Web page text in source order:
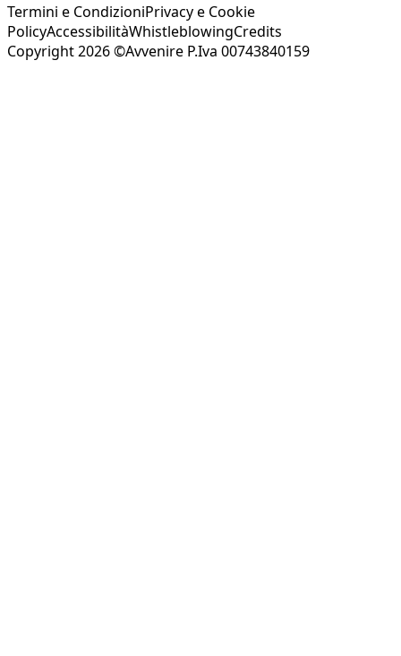
Termini e CondizioniPrivacy e Cookie
PolicyAccessibilitàWhistleblowingCredits
Copyright 2026 ©Avvenire P.Iva 00743840159